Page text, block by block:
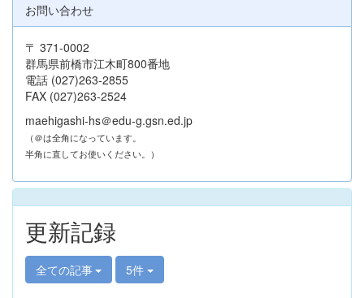
お問い合わせ
〒 371-0002
群馬県前橋市江木町800番地
電話 (027)263-2855
FAX (027)263-2524
maehigashi-hs＠edu-g.gsn.ed.jp
（＠は全角になっています。
半角に直してお使いください。）
更新記録
全ての記事 5件